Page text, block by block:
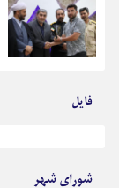
فایل
شورای شهر